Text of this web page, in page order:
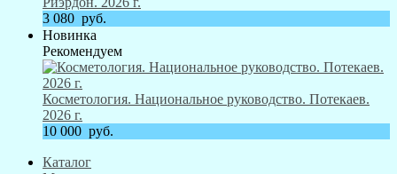
3 080 руб.
Новинка
Рекомендуем
Косметология. Национальное руководство. Потекаев.
2026 г.
10 000 руб.
Каталог